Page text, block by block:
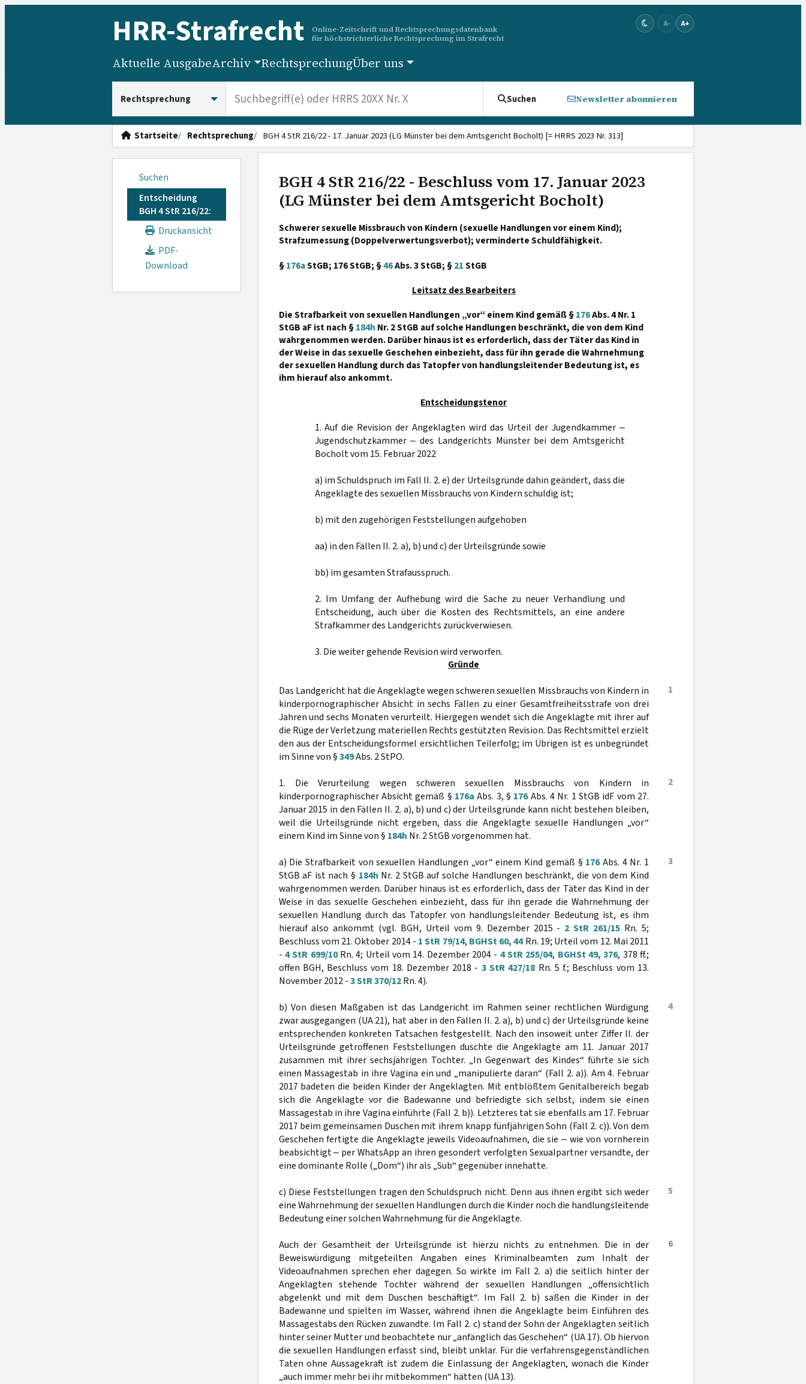
HRR-Strafrecht
Online-Zeitschrift und Rechtsprechungsdatenbank
für höchstrichterliche Rechtsprechung im Strafrecht
A- A+
Aktuelle AusgabeArchiv RechtsprechungÜber uns
Suchen Newsletter abonnieren
Startseite Rechtsprechung BGH 4 StR 216/22 - 17. Januar 2023 (LG Münster bei dem Amtsgericht Bocholt) [= HRRS 2023 Nr. 313]
Suchen
Entscheidung
BGH 4 StR 216/22:
Druckansicht
PDF-
Download
BGH 4 StR 216/22 - Beschluss vom 17. Januar 2023
(LG Münster bei dem Amtsgericht Bocholt)
Schwerer sexuelle Missbrauch von Kindern (sexuelle Handlungen vor einem Kind);
Strafzumessung (Doppelverwertungsverbot); verminderte Schuldfähigkeit.
§176aStGB; 176 StGB; §46Abs. 3 StGB; §21StGB
Leitsatz des Bearbeiters
Die Strafbarkeit von sexuellen Handlungen „vor“ einem Kind gemäß §176Abs. 4 Nr. 1
StGB aF ist nach §184h Nr. 2 StGB auf solche Handlungen beschränkt, die von dem Kind
wahrgenommen werden. Darüber hinaus ist es erforderlich, dass der Täter das Kind in
der Weise in das sexuelle Geschehen einbezieht, dass für ihn gerade die Wahrnehmung
der sexuellen Handlung durch das Tatopfer von handlungsleitender Bedeutung ist, es
ihm hierauf also ankommt.
Entscheidungstenor
1. Auf die Revision der Angeklagten wird das Urteil der Jugendkammer ‒
Jugendschutzkammer ‒ des Landgerichts Münster bei dem Amtsgericht
Bocholt vom 15. Februar 2022
a) im Schuldspruch im Fall II. 2. e) der Urteilsgründe dahin geändert, dass die
Angeklagte des sexuellen Missbrauchs von Kindern schuldig ist;
b) mit den zugehörigen Feststellungen aufgehoben
aa) in den Fällen II. 2. a), b) und c) der Urteilsgründe sowie
bb) im gesamten Strafausspruch.
2. Im Umfang der Aufhebung wird die Sache zu neuer Verhandlung und
Entscheidung, auch über die Kosten des Rechtsmittels, an eine andere
Strafkammer des Landgerichts zurückverwiesen.
3. Die weiter gehende Revision wird verworfen.
Gründe
1
Das Landgericht hat die Angeklagte wegen schweren sexuellen Missbrauchs von Kindern in
kinderpornographischer Absicht in sechs Fällen zu einer Gesamtfreiheitsstrafe von drei
Jahren und sechs Monaten verurteilt. Hiergegen wendet sich die Angeklagte mit ihrer auf
die Rüge der Verletzung materiellen Rechts gestützten Revision. Das Rechtsmittel erzielt
den aus der Entscheidungsformel ersichtlichen Teilerfolg; im Übrigen ist es unbegründet
im Sinne von §349Abs. 2 StPO.
2
1. Die Verurteilung wegen schweren sexuellen Missbrauchs von Kindern in
kinderpornographischer Absicht gemäß § 176a Abs. 3, § 176Abs. 4 Nr. 1 StGB idF vom 27.
Januar 2015 in den Fällen II. 2. a), b) und c) der Urteilsgründe kann nicht bestehen bleiben,
weil die Urteilsgründe nicht ergeben, dass die Angeklagte sexuelle Handlungen „vor“
einem Kind im Sinne von § 184h Nr. 2 StGB vorgenommen hat.
3
a) Die Strafbarkeit von sexuellen Handlungen „vor“ einem Kind gemäß § 176Abs. 4 Nr. 1
StGB aF ist nach § 184h Nr. 2 StGB auf solche Handlungen beschränkt, die von dem Kind
wahrgenommen werden. Darüber hinaus ist es erforderlich, dass der Täter das Kind in der
Weise in das sexuelle Geschehen einbezieht, dass für ihn gerade die Wahrnehmung der
sexuellen Handlung durch das Tatopfer von handlungsleitender Bedeutung ist, es ihm
hierauf also ankommt (vgl. BGH, Urteil vom 9. Dezember 2015 - 2 StR 261/15 Rn. 5;
Beschluss vom 21. Oktober 2014 - 1 StR 79/14, BGHSt 60, 44Rn. 19; Urteil vom 12. Mai 2011
- 4 StR 699/10Rn. 4; Urteil vom 14. Dezember 2004 - 4 StR 255/04, BGHSt 49, 376, 378 ff.;
offen BGH, Beschluss vom 18. Dezember 2018 - 3 StR 427/18 Rn. 5 f.; Beschluss vom 13.
November 2012 -3 StR 370/12Rn. 4).
4
b) Von diesen Maßgaben ist das Landgericht im Rahmen seiner rechtlichen Würdigung
zwar ausgegangen (UA 21), hat aber in den Fällen II. 2. a), b) und c) der Urteilsgründe keine
entsprechenden konkreten Tatsachen festgestellt. Nach den insoweit unter Ziffer II. der
Urteilsgründe getroffenen Feststellungen duschte die Angeklagte am 11. Januar 2017
zusammen mit ihrer sechsjährigen Tochter. „In Gegenwart des Kindes“ führte sie sich
einen Massagestab in ihre Vagina ein und „manipulierte daran“ (Fall 2. a)). Am 4. Februar
2017 badeten die beiden Kinder der Angeklagten. Mit entblößtem Genitalbereich begab
sich die Angeklagte vor die Badewanne und befriedigte sich selbst, indem sie einen
Massagestab in ihre Vagina einführte (Fall 2. b)). Letzteres tat sie ebenfalls am 17. Februar
2017 beim gemeinsamen Duschen mit ihrem knapp fünfjährigen Sohn (Fall 2. c)). Von dem
Geschehen fertigte die Angeklagte jeweils Videoaufnahmen, die sie ‒ wie von vornherein
beabsichtigt ‒ per WhatsApp an ihren gesondert verfolgten Sexualpartner versandte, der
eine dominante Rolle („Dom“) ihr als „Sub“ gegenüber innehatte.
5
c) Diese Feststellungen tragen den Schuldspruch nicht. Denn aus ihnen ergibt sich weder
eine Wahrnehmung der sexuellen Handlungen durch die Kinder noch die handlungsleitende
Bedeutung einer solchen Wahrnehmung für die Angeklagte.
6
Auch der Gesamtheit der Urteilsgründe ist hierzu nichts zu entnehmen. Die in der
Beweiswürdigung mitgeteilten Angaben eines Kriminalbeamten zum Inhalt der
Videoaufnahmen sprechen eher dagegen. So wirkte im Fall 2. a) die seitlich hinter der
Angeklagten stehende Tochter während der sexuellen Handlungen „offensichtlich
abgelenkt und mit dem Duschen beschäftigt“. Im Fall 2. b) saßen die Kinder in der
Badewanne und spielten im Wasser, während ihnen die Angeklagte beim Einführen des
Massagestabs den Rücken zuwandte. Im Fall 2. c) stand der Sohn der Angeklagten seitlich
hinter seiner Mutter und beobachtete nur „anfänglich das Geschehen“ (UA 17). Ob hiervon
die sexuellen Handlungen erfasst sind, bleibt unklar. Für die verfahrensgegenständlichen
Taten ohne Aussagekraft ist zudem die Einlassung der Angeklagten, wonach die Kinder
„auch immer mehr bei ihr mitbekommen“ hätten (UA 13).